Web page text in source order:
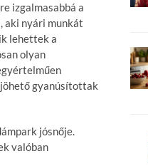
izgalmasabbá a
aki nyári munkát
lehettek a
olyan
gyanúsítottak
jósnője.
valóban